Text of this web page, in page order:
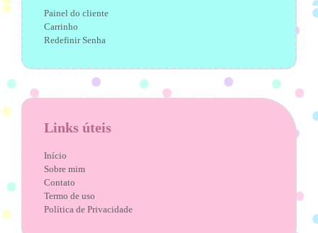
Painel do cliente
Carrinho
Redefinir Senha
Links úteis
Início
Sobre mim
Contato
Termo de uso
Política de Privacidade